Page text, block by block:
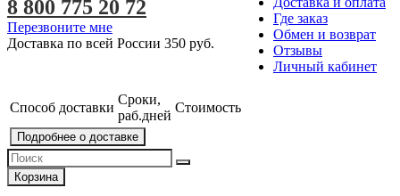
Где заказ
Обмен и возврат
Отзывы
Личный кабинет
8 800 775 20 72
Перезвоните мне
Доставка по всей России 350 руб.
Способ доставки
Сроки,
раб.дней
Стоимость
Подробнее о доставке
Корзина